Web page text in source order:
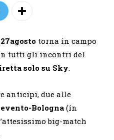
torna in campo
tutti gli incontri del
solo su Sky.
anticipi, due alle
Bologna (in
big-match